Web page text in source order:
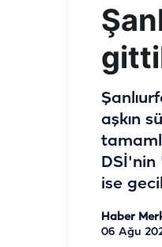
aşkın
DSİ'nin
ise
Haber
06 Ağu